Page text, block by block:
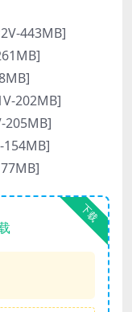
443MB]
202MB]
205MB]
154MB]
下载